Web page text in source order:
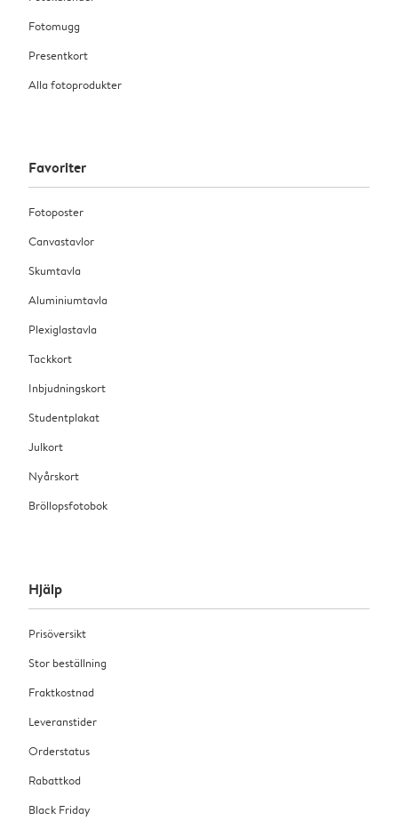
Fotomugg
Presentkort
Alla fotoprodukter
Favoriter
Fotoposter
Canvastavlor
Skumtavla
Aluminiumtavla
Plexiglastavla
Tackkort
Inbjudningskort
Studentplakat
Julkort
Nyårskort
Bröllopsfotobok
Hjälp
Prisöversikt
Stor beställning
Fraktkostnad
Leveranstider
Orderstatus
Rabattkod
Black Friday